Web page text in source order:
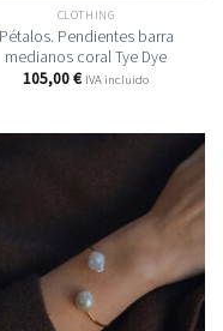
CLOTHING
Pétalos. Pendientes barra
medianos coral Tye Dye
105,00€ IVA incluido